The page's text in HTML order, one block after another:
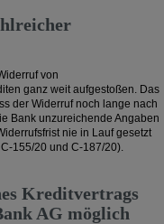
von
ganz weit aufgestoßen. Das
der Widerruf noch lange nach
Bank unzureichende Angaben
nie in Lauf gesetzt
155/20 und C-187/20).
Kreditvertrags
AG möglich